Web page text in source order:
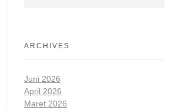
ARCHIVES
Juni 2026
April 2026
Maret 2026